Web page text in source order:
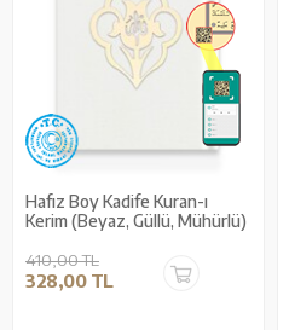
Hafız Boy Kadife Kuran-ı
Kerim (Beyaz, Güllü, Mühürlü)
410,00 TL
328,00 TL